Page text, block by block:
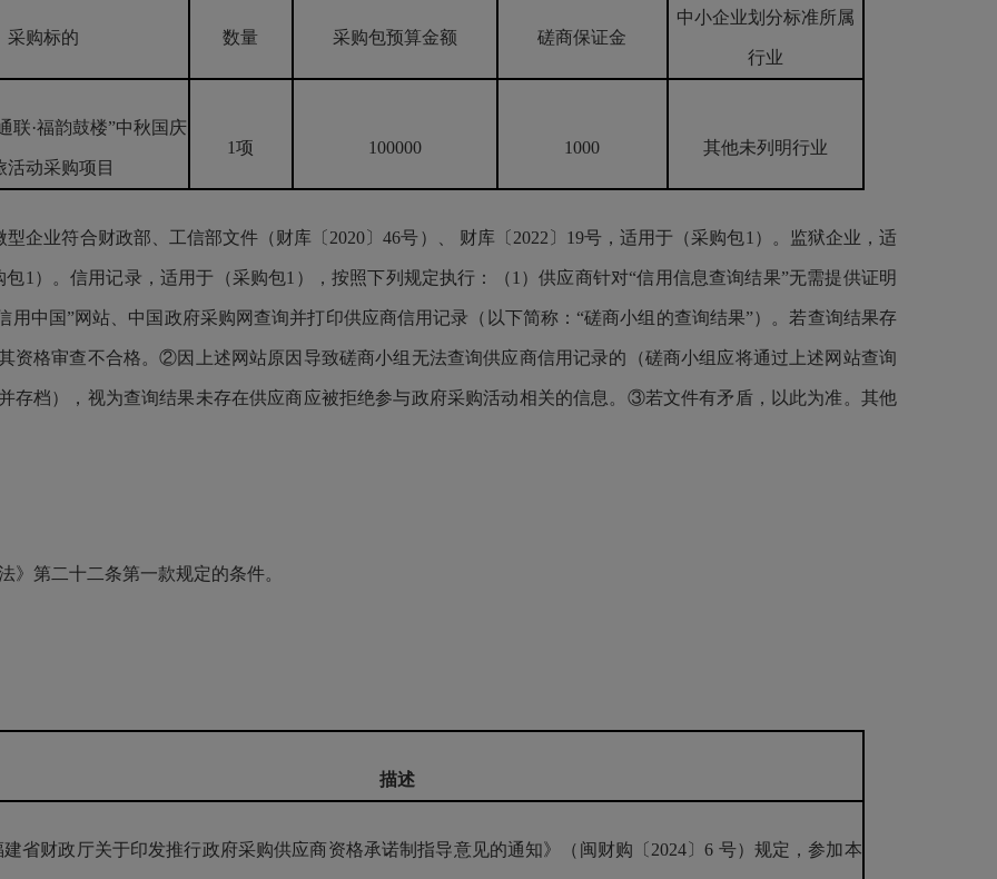
采购标的 数量 采购包预算金额 磋商保证金
中小企业划分标准所属
行业
联·福韵鼓楼”中秋国庆
活动采购项目
1项 100000 1000 其他未列明行业
业符合财政部、工信部文件（财库〔2020〕46号）、 财库〔2022〕19号，适用于（采购包1）。监狱企业，适
1）。信用记录，适用于（采购包1），按照下列规定执行：（1）供应商针对“信用信息查询结果”无需提供证明
中国”网站、中国政府采购网查询并打印供应商信用记录（以下简称：“磋商小组的查询结果”）。若查询结果存
资格审查不合格。②因上述网站原因导致磋商小组无法查询供应商信用记录的（磋商小组应将通过上述网站查询
存档），视为查询结果未存在供应商应被拒绝参与政府采购活动相关的信息。③若文件有矛盾，以此为准。其他
第二十二条第一款规定的条件。
描述
省财政厅关于印发推行政府采购供应商资格承诺制指导意见的通知》（闽财购〔2024〕6 号）规定，参加本